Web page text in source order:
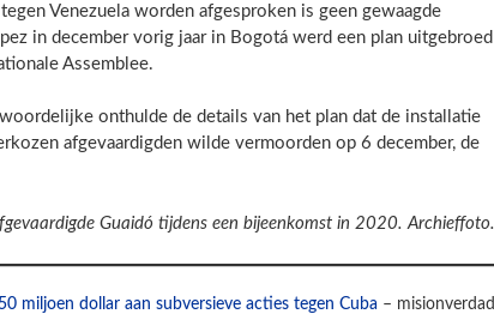
Venezuela worden afgesproken is geen gewaagde
in december vorig jaar in Bogotá werd een plan uitgebroed
Assemblee.
onthulde de details van het plan dat de installatie
afgevaardigden wilde vermoorden op 6 december, de
Guaidó tijdens een bijeenkomst in 2020. Archieffoto.
miljoen dollar aan subversieve acties tegen Cuba – misionverdad